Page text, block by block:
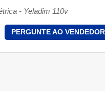
- Yeladim 110v
PERGUNTE AO VENDEDOR